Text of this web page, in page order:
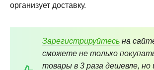
организует доставку.
Зарегистрируйтесь на
сможете не только
товары в 3 раза дешевле, но